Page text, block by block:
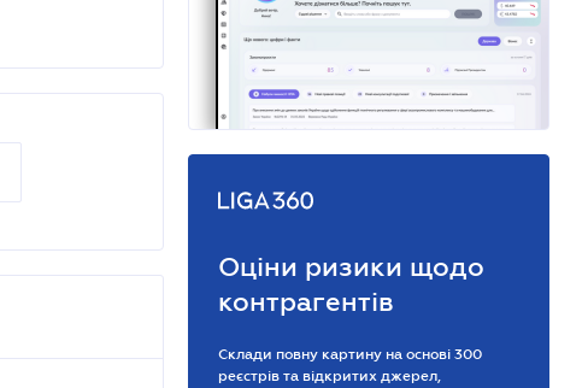
Оціни ризики щодо
контрагентів
Склади повну картину на основі 300
реєстрів та відкритих джерел,